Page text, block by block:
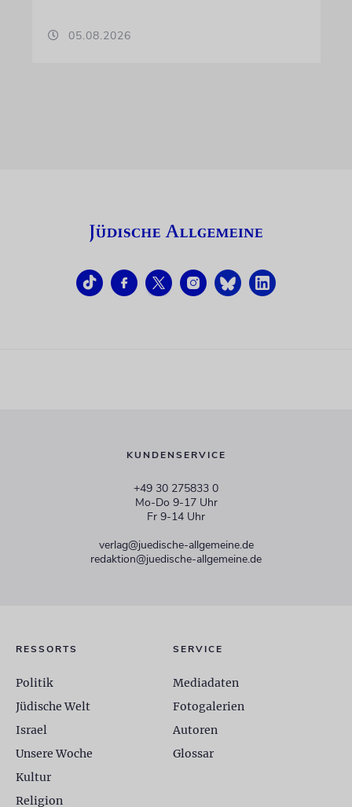
05.08.2026
KUNDENSERVICE
+49 30 275833 0
Mo-Do 9-17 Uhr
Fr 9-14 Uhr
verlag@juedische-allgemeine.de
redaktion@juedische-allgemeine.de
RESSORTS
Politik
Jüdische Welt
Israel
Unsere Woche
Kultur
Religion
SERVICE
Mediadaten
Fotogalerien
Autoren
Glossar